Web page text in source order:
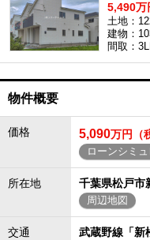
5,490万
土地：
建物：
間取：
物件概要
価格 5,090万円（
ローンシミ
所在地 千葉県松戸市
周辺地図
交通
武蔵野線「新